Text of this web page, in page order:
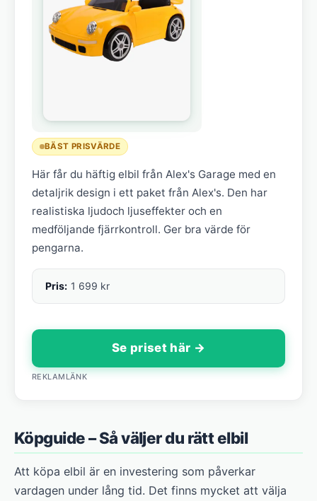
BÄST PRISVÄRDE
Här får du häftig elbil från Alex's Garage med en
detaljrik design i ett paket från Alex's. Den har
realistiska ljudoch ljuseffekter och en
medföljande fjärrkontroll. Ger bra värde för
pengarna.
Pris: 1 699 kr
Se priset här →
REKLAMLÄNK
Köpguide – Så väljer du rätt elbil
Att köpa elbil är en investering som påverkar
vardagen under lång tid. Det finns mycket att välja